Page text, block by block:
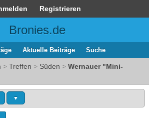
Registrieren
Bronies.de
Aktuelle Beiträge Suche
> Treffen > Süden > Wernauer "Mini-
▼